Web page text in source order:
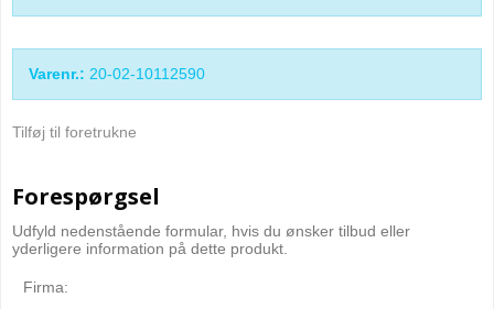
Varenr.: 20-02-10112590
Tilføj til foretrukne
Forespørgsel
Udfyld nedenstående formular, hvis du ønsker tilbud eller
yderligere information på dette produkt.